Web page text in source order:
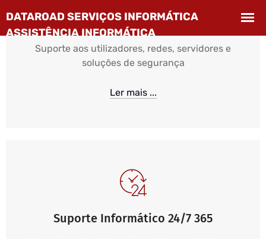
Assistência e Suporte Informático
Empresarial
Suporte aos utilizadores, redes, servidores e
soluções de segurança
Ler mais ...
Suporte Informático 24/7 365